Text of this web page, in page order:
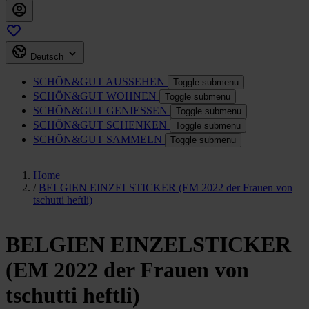
Deutsch
SCHÖN&GUT AUSSEHEN Toggle submenu
SCHÖN&GUT WOHNEN Toggle submenu
SCHÖN&GUT GENIESSEN Toggle submenu
SCHÖN&GUT SCHENKEN Toggle submenu
SCHÖN&GUT SAMMELN Toggle submenu
Home
/ BELGIEN EINZELSTICKER (EM 2022 der Frauen von
tschutti heftli)
BELGIEN EINZELSTICKER
(EM 2022 der Frauen von
tschutti heftli)